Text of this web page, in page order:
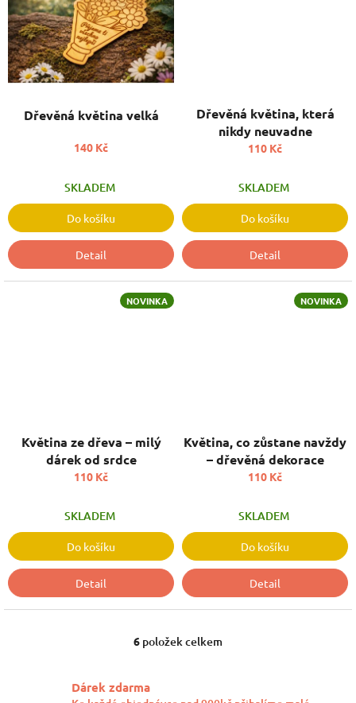
Dřevěná květina velká
140 Kč
SKLADEM
Do košíku
Detail
Dřevěná květina, která
nikdy neuvadne
110 Kč
SKLADEM
Do košíku
Detail
NOVINKA
Květina ze dřeva – milý
dárek od srdce
110 Kč
SKLADEM
Do košíku
Detail
NOVINKA
Květina, co zůstane navždy
– dřevěná dekorace
110 Kč
SKLADEM
Do košíku
Detail
O
6 položek celkem
Dárek zdarma